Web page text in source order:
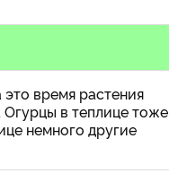
время растения
Огурцы в теплице тоже
немного другие